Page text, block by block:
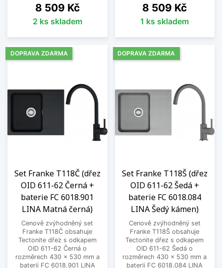
Cena
8 509 Kč
2 ks skladem
Cena
8 509 Kč
1 ks skladem
Set Franke T118Č (dřez
OID 611-62 Černá +
baterie FC 6018.901
LINA Matná černá)
Cenově zvýhodněný set
Franke T118Č obsahuje
Tectonite dřez s odkapem
OID 611-62 Černá o
rozměrech 430 x 530 mm a
baterii FC 6018.901 LINA
DOPRAVA ZDARMA
Set Franke T118Š (dřez
OID 611-62 Šedá +
baterie FC 6018.084
LINA Šedý kámen)
Cenově zvýhodněný set
Franke T118Š obsahuje
Tectonite dřez s odkapem
OID 611-62 Šedá o
rozměrech 430 x 530 mm a
baterii FC 6018.084 LINA
DOPRAVA ZDARMA